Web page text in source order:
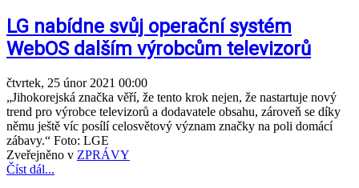
LG nabídne svůj operační systém
WebOS dalším výrobcům televizorů
čtvrtek, 25 únor 2021 00:00
„Jihokorejská značka věří, že tento krok nejen, že nastartuje nový
trend pro výrobce televizorů a dodavatele obsahu, zároveň se díky
němu ještě víc posílí celosvětový význam značky na poli domácí
zábavy.“ Foto: LGE
Zveřejněno v ZPRÁVY
Číst dál...